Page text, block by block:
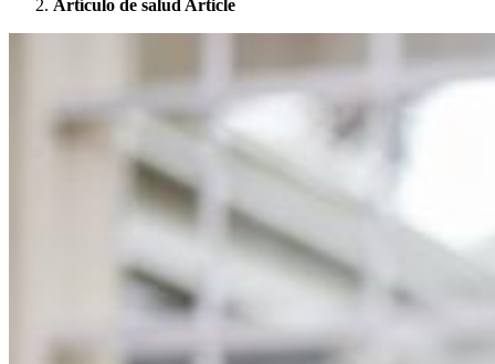
Artículo de salud Article